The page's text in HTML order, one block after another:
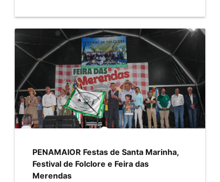
PENAMAIOR Festas de Santa Marinha,
Festival de Folclore e Feira das
Merendas